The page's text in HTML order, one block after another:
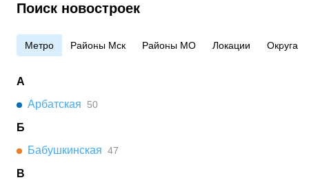
Поиск новостроек
Метро Районы Мск Районы МО Локации Округа
А
Арбатская
50
Б
Бабушкинская 47
В